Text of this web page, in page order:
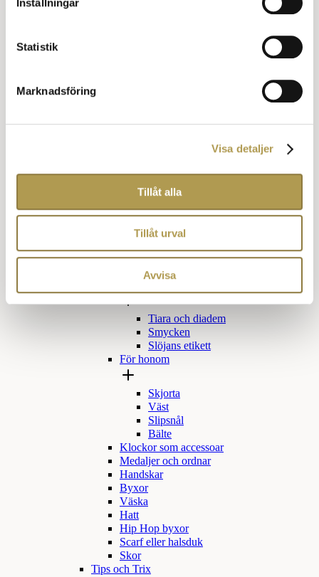
Statistik
Marknadsföring
Visa detaljer
Tillåt alla
Tillåt urval
Avvisa
Cocktail klädsel
Påhittade klädkoder
Obegripliga klädkoder
Sommarfin
Tillbehör klädkoder
Tiara och diadem
Smycken
Slöjans etikett
För honom
Skjorta
Väst
Slipsnål
Bälte
Klockor som accessoar
Medaljer och ordnar
Handskar
Byxor
Väska
Hatt
Hip Hop byxor
Scarf eller halsduk
Skor
Tips och Trix